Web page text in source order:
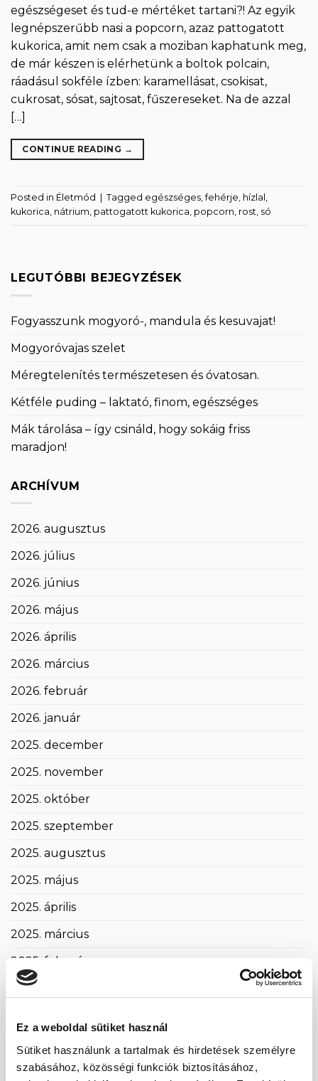
Ez a weboldal sütiket használ
Sütiket használunk a tartalmak és hirdetések személyre
szabásához, közösségi funkciók biztosításához,
egészségeset és tud-e mértéket tartani?! Az egyik
legnépszerűbb nasi a popcorn, azaz pattogatott
kukorica, amit nem csak a moziban kaphatunk meg,
de már készen is elérhetünk a boltok polcain,
ráadásul sokféle ízben: karamellásat, csokisat,
cukrosat, sósat, sajtosat, fűszereseket. Na de azzal
[…]
CONTINUE READING →
Posted in Életmód Tagged egészséges,fehérje, hízlal ,
kukorica, nátrium, pattogatott kukorica, popcorn, rost, só
LEGUTÓBBI BEJEGYZÉSEK
Fogyasszunk mogyoró-, mandula és kesuvajat!
Mogyoróvajas szelet
Méregtelenítés természetesen és óvatosan.
Kétféle puding – laktató, finom, egészséges
Mák tárolása – így csináld, hogy sokáig friss
maradjon!
ARCHÍVUM
2026. augusztus
2026. július
2026. június
2026. május
2026. április
2026. március
2026. február
2026. január
2025. december
2025. november
2025. október
2025. szeptember
2025. augusztus
2025. május
2025. április
2025. március
2025. február
2025. január
2024. szeptember